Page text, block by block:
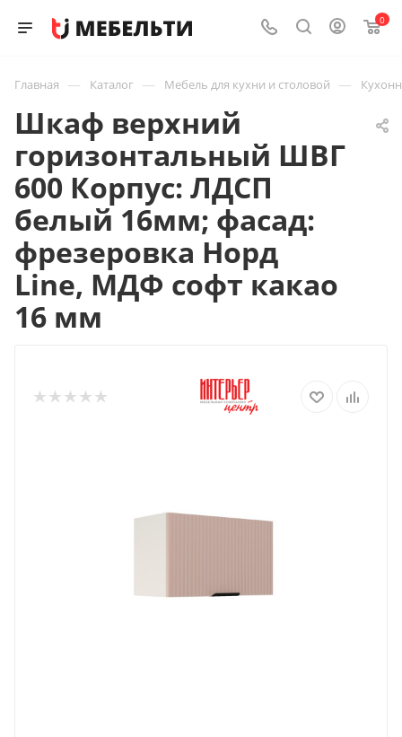
0
Главная — Каталог — Мебель для кухни и столовой —
Шкаф верхний
горизонтальный ШВГ
600 Корпус: ЛДСП
белый 16мм; фасад:
фрезеровка Норд
Line, МДФ софт какао
16 мм